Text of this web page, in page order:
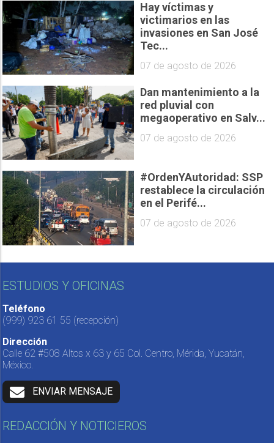
Hay víctimas y
victimarios en las
invasiones en San José
Tec...
07 de agosto de 2026
Dan mantenimiento a la
red pluvial con
megaoperativo en Salv...
07 de agosto de 2026
#OrdenYAutoridad: SSP
restablece la circulación
en el Perifé...
07 de agosto de 2026
ESTUDIOS Y OFICINAS
Teléfono
(999) 923 61 55 (recepción)
Dirección
Calle 62 #508 Altos x 63 y 65 Col. Centro, Mérida, Yucatán,
México.
ENVIAR MENSAJE
REDACCIÓN Y NOTICIEROS